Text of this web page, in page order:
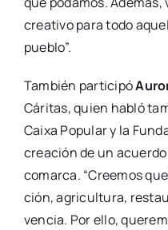
crea­ti­vo para todo
pue­blo”.
Tam­bién par­ti­ci­pó
Cári­tas, quien habló
Cai­xa Popu­lar y la
crea­ción de un
comar­ca. “Cree­mos
ción, agri­cul­tu­ra,
ven­cia. Por ello,